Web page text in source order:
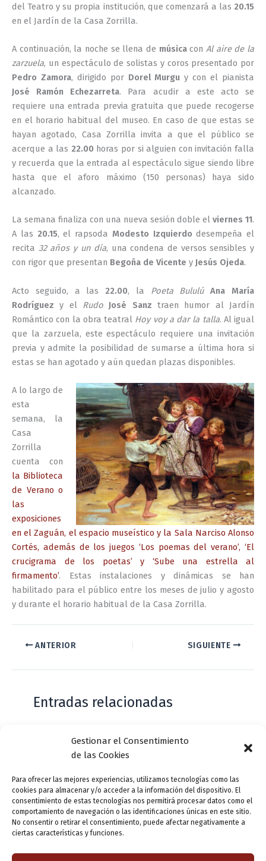
Gestionar el Consentimiento
de las Cookies
Para ofrecer las mejores experiencias, utilizamos tecnologías como las
cookies para almacenar y/o acceder a la información del dispositivo. El
consentimiento de estas tecnologías nos permitirá procesar datos como el
comportamiento de navegación o las identificaciones únicas en este sitio.
No consentir o retirar el consentimiento, puede afectar negativamente a
ciertas características y funciones.
del Teatro y su propia institución, que comenzará a las 20.15
en el Jardín de la Casa Zorrilla.
A continuación, la noche se llena de músicaconAl aire de la
zarzuela, un espectáculo de solistas y coros presentado por
Pedro Zamora, dirigido por Dorel Murgu y con el pianista
José Ramón Echezarreta. Para acudir a este acto se
requiere una entrada previa gratuita que puede recogerse
en el horario habitual del museo. En caso de que estas se
hayan agotado, Casa Zorrilla invita a que el público se
acerque a las 22.00 horas por si alguien con invitación falla
y recuerda que la entrada al espectáculo sigue siendo libre
hasta que el aforo máximo (150 personas) haya sido
alcanzado.
La semana finaliza con una nueva sesión doble el viernes 11.
A las 20.15, el rapsoda Modesto Izquierdo desempeña el
recita 32 años y un día, una condena de versos sensibles y
con rigor que presentan Begoña de Vicente y Jesús Ojeda.
Acto seguido, a las 22.00, la Poeta Bululú Ana María
Rodríguez y el Rudo José Sanz traen humor al Jardín
Romántico con la obra teatral Hoy voy a dar la talla. Al igual
que la zarzuela, este espectáculo requiere una invitación
previa y admite la posibilidad de sumarse a última hora si
estas se han agotado y aún quedan plazas disponibles.
A lo largo de
esta
semana, la
Casa
Zorrilla
cuenta con
la Biblioteca
de Verano o
las
exposiciones
en el Zaguán, el espacio museístico y la Sala Narciso Alonso
Cortés, además de los juegos ‘Los poemas del verano’, ‘El
crucigrama de los poetas’ y ‘Sube una estrella al
firmamento’. Estas instalaciones y dinámicas se han
habilitado para el público entre los meses de julio y agosto
y durante el horario habitual de la Casa Zorrilla.
ANTERIOR SIGUIENTE
Entradas relacionadas
Casa de Zorrilla conmemorarán el 168
aniversario del estreno de Don Juan
Tenorio
Deja un comentario / Actualidad / Por VLLensutinta